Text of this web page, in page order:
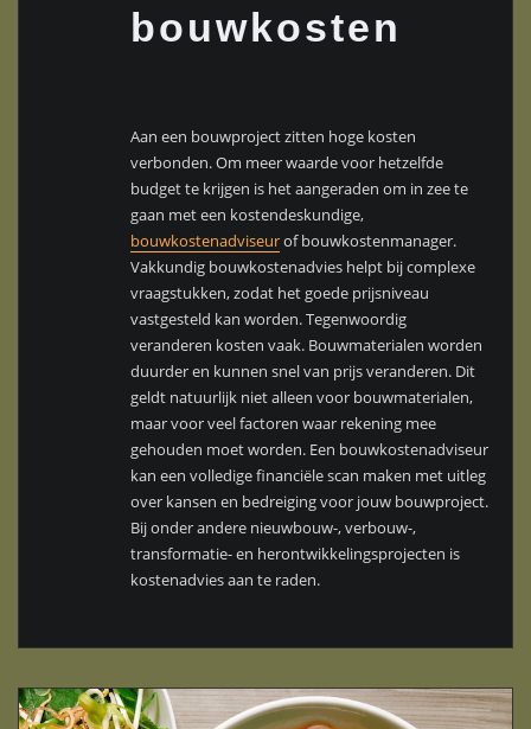
bouwkosten
Aan een bouwproject zitten hoge kosten
verbonden. Om meer waarde voor hetzelfde
budget te krijgen is het aangeraden om in zee te
gaan met een kostendeskundige,
bouwkostenadviseurof bouwkostenmanager.
Vakkundig bouwkostenadvies helpt bij complexe
vraagstukken, zodat het goede prijsniveau
vastgesteld kan worden. Tegenwoordig
veranderen kosten vaak. Bouwmaterialen worden
duurder en kunnen snel van prijs veranderen. Dit
geldt natuurlijk niet alleen voor bouwmaterialen,
maar voor veel factoren waar rekening mee
gehouden moet worden. Een bouwkostenadviseur
kan een volledige financiële scan maken met uitleg
over kansen en bedreiging voor jouw bouwproject.
Bij onder andere nieuwbouw-, verbouw-,
transformatie- en herontwikkelingsprojecten is
kostenadvies aan te raden.